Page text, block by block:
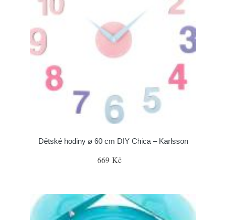
Dětské hodiny ø 60 cm DIY Chica – Karlsson
669 Kč